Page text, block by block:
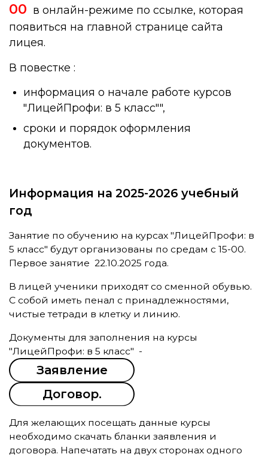
00 в онлайн-режиме по ссылке, которая
появиться на главной странице сайта
лицея.
В повестке :
информация о начале работе курсов
"ЛицейПрофи: в 5 класс"",
сроки и порядок оформления
документов.
Информация на 2025-2026 учебный
год
Занятие по обучению на курсах "ЛицейПрофи: в
5 класс" будут организованы по средам с 15-00.
Первое занятие 22.10.2025 года.
В лицей ученики приходят со сменной обувью.
С собой иметь пенал с принадлежностями,
чистые тетради в клетку и линию.
Документы для заполнения на курсы
"ЛицейПрофи: в 5 класс" -
Заявление
Договор.
Для желающих посещать данные курсы
необходимо скачать бланки заявления и
договора. Напечатать на двух сторонах одного